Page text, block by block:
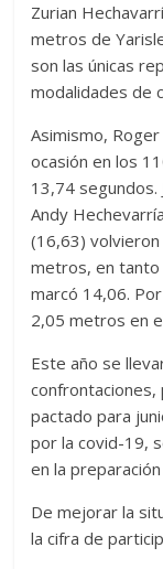
Zurian
metros de
son las únicas
modalidades de
Asimismo,
ocasión en los
13,74
Andy
(16,63)
metros, en tanto
marcó 14,06.
2,05 metros en
Este año se
confrontaciones,
pactado para
por la covid-19,
en la
De mejorar la
la cifra de